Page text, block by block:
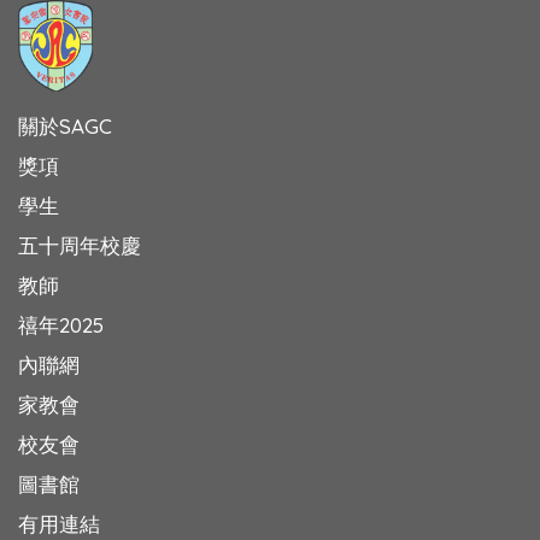
關於SAGC
獎項
學生
五十周年校慶
教師
禧年2025
內聯網
家教會
校友會
圖書館
有用連結